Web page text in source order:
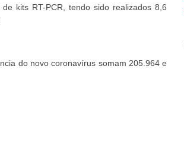
kits RT-PCR, tendo sido realizados 8,6
do novo coronavírus somam 205.964 e